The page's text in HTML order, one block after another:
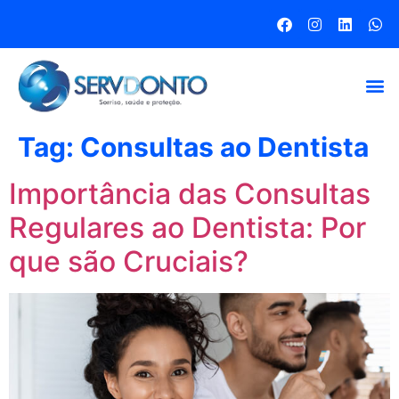
Tag: Consultas ao Dentista
Importância das Consultas
Regulares ao Dentista: Por
que são Cruciais?